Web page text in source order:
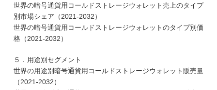
世界の暗号通貨用コールドストレージウォレット売上のタイプ
別市場シェア（2021-2032）
世界の暗号通貨用コールドストレージウォレットのタイプ別価
格（2021-2032）
５．用途別セグメント
世界の用途別暗号通貨用コールドストレージウォレット販売量
（2021-2032）